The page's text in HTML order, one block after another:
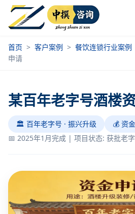
首页 > 客户案例 > 餐饮连锁行业案例
申请
某百年老字号酒楼
🏛️ 百年老字号 · 振兴升级
💰 资
📅 2025年1月完成 | 项目状态: 获批老